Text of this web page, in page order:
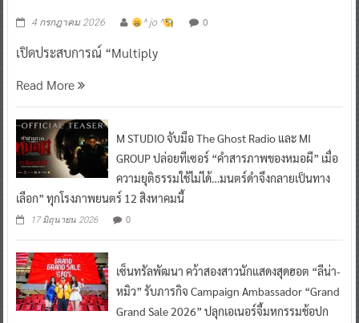
4 กรกฎาคม 2026 ^ jo ^ 0
เปิดประสบการณ์ “Multiply
Read More
M STUDIO จับมือ The Ghost Radio และ MI
GROUP ปล่อยทีเซอร์ “คำสารภาพของหมอผี” เมื่อ
ความยุติธรรมใช้ไม่ได้…มนตร์ดำจึงกลายเป็นทาง
เลือก” ทุกโรงภาพยนตร์ 12 สิงหาคมนี้
17 มิถุนายน 2026 0
เซ็นทรัลพัฒนา คว้าสองสาวนักแสดงสุดฮอต “ลีน่า-
หมิว” รับภารกิจ Campaign Ambassador “Grand
Grand Sale 2026” ปลุกเอเนอร์จี้มหกรรมช้อปก